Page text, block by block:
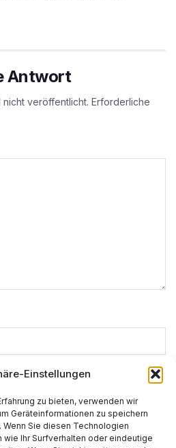
Einstellungen
zu bieten, verwenden wir
Geräteinformationen zu speichern
Sie diesen Technologien
wie Ihr Surfverhalten oder eindeutige
Antwort
veröffentlicht. Erforderliche